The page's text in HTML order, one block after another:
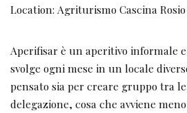
Location: Agriturismo Cascina Rosio
Aperifisar è un aperitivo informale
svolge ogni mese in un locale
pensato sia per creare gruppo tra
delegazione, cosa che avviene